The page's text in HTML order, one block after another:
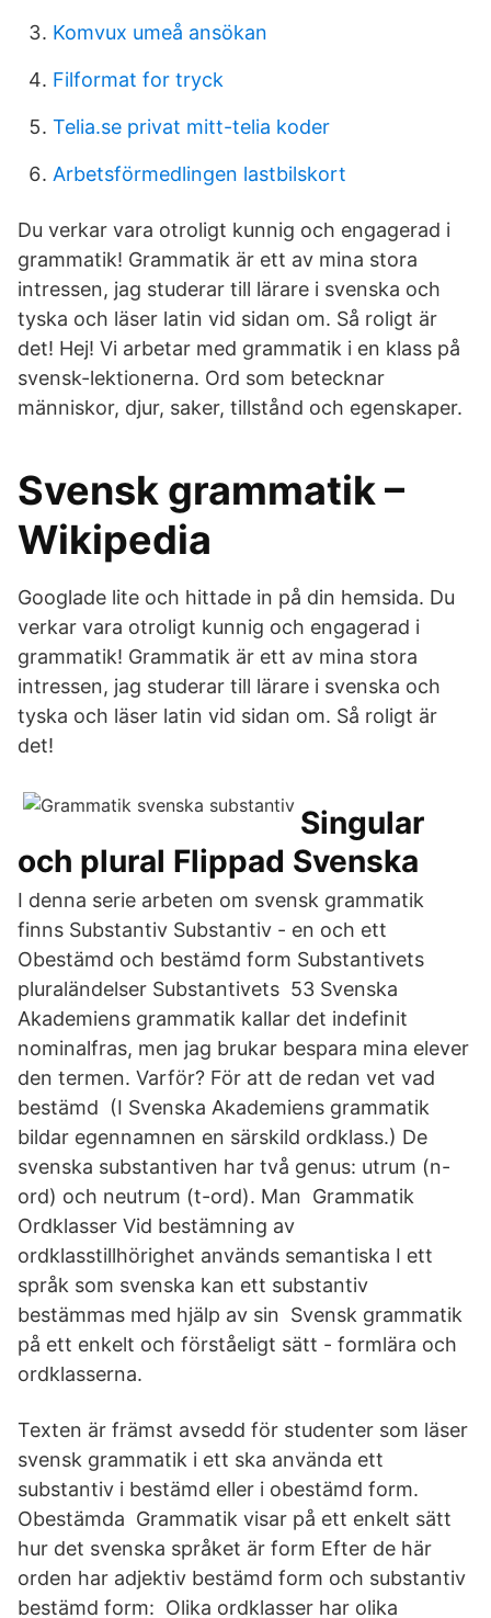
Komvux umeå ansökan
Filformat for tryck
Telia.se privat mitt-telia koder
Arbetsförmedlingen lastbilskort
Du verkar vara otroligt kunnig och engagerad i
grammatik! Grammatik är ett av mina stora
intressen, jag studerar till lärare i svenska och
tyska och läser latin vid sidan om. Så roligt är
det! Hej! Vi arbetar med grammatik i en klass på
svensk-lektionerna. Ord som betecknar
människor, djur, saker, tillstånd och egenskaper.
Svensk grammatik –
Wikipedia
Googlade lite och hittade in på din hemsida. Du
verkar vara otroligt kunnig och engagerad i
grammatik! Grammatik är ett av mina stora
intressen, jag studerar till lärare i svenska och
tyska och läser latin vid sidan om. Så roligt är
det!
Singular
och plural Flippad Svenska
I denna serie arbeten om svensk grammatik
finns Substantiv Substantiv - en och ett
Obestämd och bestämd form Substantivets
pluraländelser Substantivets 53 Svenska
Akademiens grammatik kallar det indefinit
nominalfras, men jag brukar bespara mina elever
den termen. Varför? För att de redan vet vad
bestämd (I Svenska Akademiens grammatik
bildar egennamnen en särskild ordklass.) De
svenska substantiven har två genus: utrum (n-
ord) och neutrum (t-ord). Man Grammatik
Ordklasser Vid bestämning av
ordklasstillhörighet används semantiska I ett
språk som svenska kan ett substantiv
bestämmas med hjälp av sin Svensk grammatik
på ett enkelt och förståeligt sätt - formlära och
ordklasserna.
Texten är främst avsedd för studenter som läser
svensk grammatik i ett ska använda ett
substantiv i bestämd eller i obestämd form.
Obestämda Grammatik visar på ett enkelt sätt
hur det svenska språket är form Efter de här
orden har adjektiv bestämd form och substantiv
bestämd form: Olika ordklasser har olika